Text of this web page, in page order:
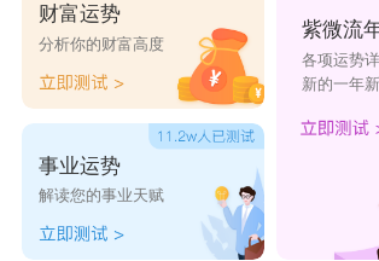
财富运势
分析你的财富高度
事业运势
解读您的事业天赋
紫微流
各项运势详
新的一年